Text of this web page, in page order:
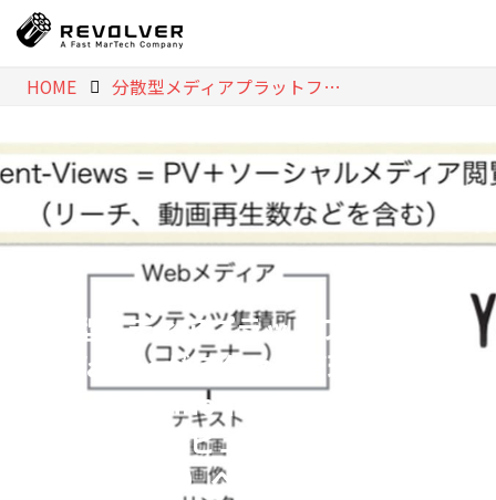
HOME 分散型メディアプラットフォーム dino/adinoがアクセス管理のダッシュボード「dinoインサイト」を搭載 ～PV（ページビュー）からCV（コンテンツビュー）へのKPI 移行を推奨～
分散型メディアプラットフォーム
dino/adinoがアクセス管理のダッシ
ュボード「dinoインサイト」を搭載
～PV（ページビュー）からCV（コン
テンツビュー）へのKPI 移行を推奨